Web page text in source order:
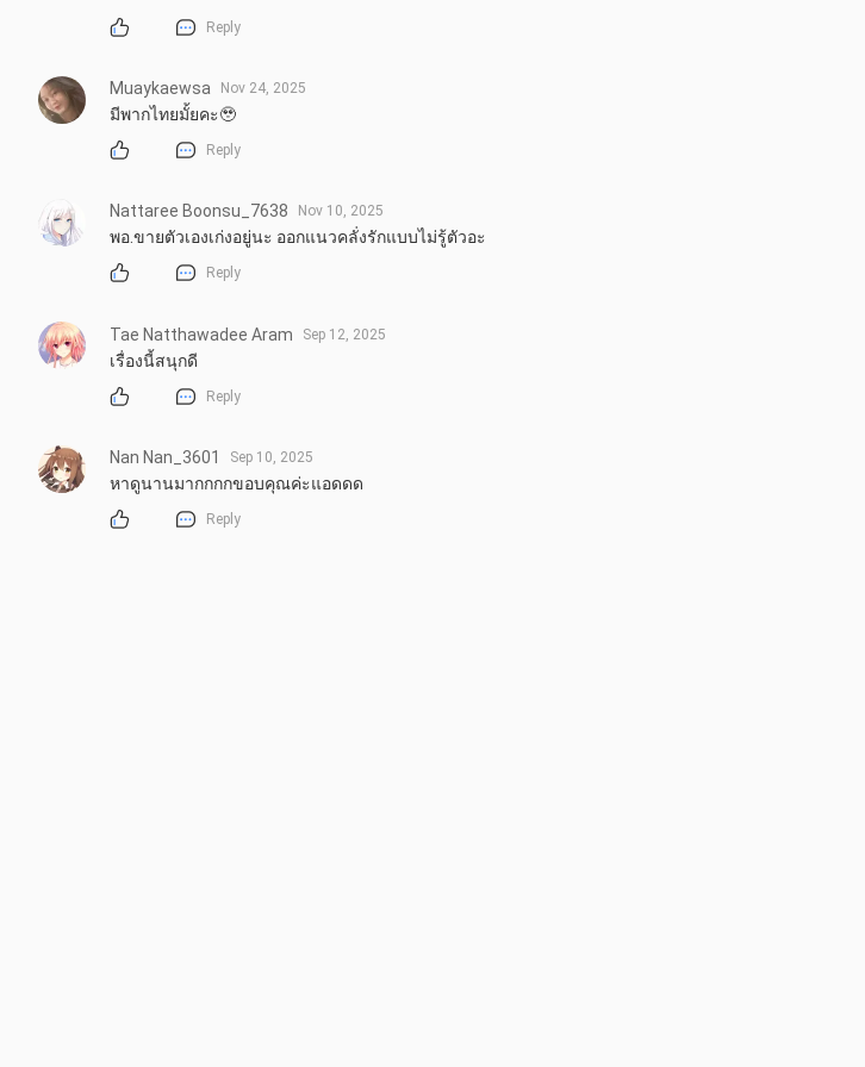
Reply
Muaykaewsa Nov 24, 2025
มีพากไทยมั้ยคะ🥹
Reply
Nattaree Boonsu_7638 Nov 10, 2025
พอ.ขายตัวเองเก่งอยู่นะ ออกแนวคลั่งรักแบบไม่รู้ตัวอะ
Reply
Tae Natthawadee Aram Sep 12, 2025
เรื่องนี้สนุกดี
Reply
Nan Nan_3601 Sep 10, 2025
หาดูนานมากกกกขอบคุณค่ะแอดดด
Reply